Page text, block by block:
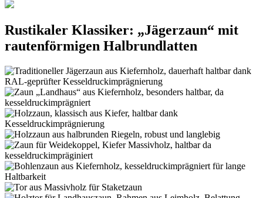
Rustikaler Klassiker: „Jägerzaun“ mit
rautenförmigen Halbrundlatten